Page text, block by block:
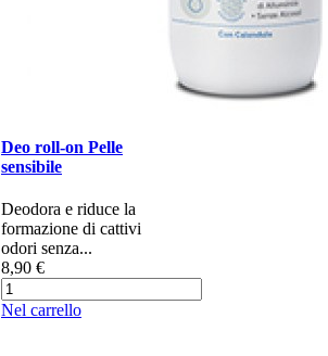
Deo roll-on Pelle
sensibile
Deodora e riduce la
formazione di cattivi
odori senza...
8,90 €
Nel carrello